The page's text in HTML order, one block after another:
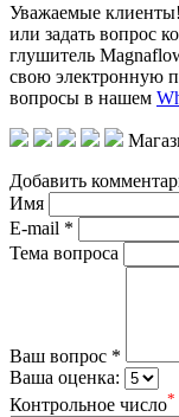
Уважаемые
или задать вопрос
глушитель
свою электронную
вопросы в нашем
Добавить
Имя
E-mail *
Тема вопроса
Ваш вопрос *
Ваша оценка:
Контрольное число*